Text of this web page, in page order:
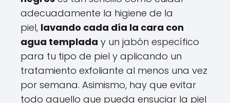
adecuadamente la higiene de la
piel, lavando cada día la cara con
agua templada y un jabón específico
para tu tipo de piel y aplicando un
tratamiento exfoliante al menos una vez
por semana. Asimismo, hay que evitar
todo aquello que pueda ensuciar la piel